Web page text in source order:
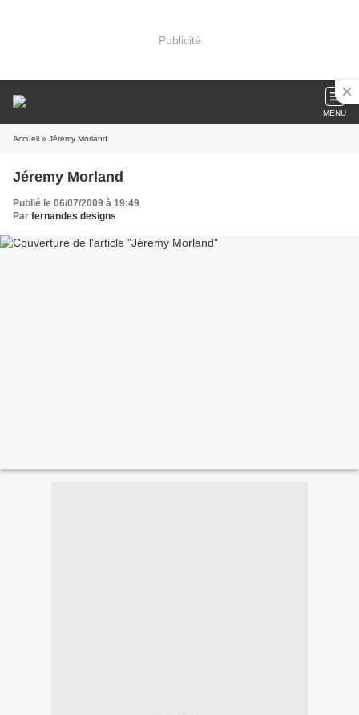
Publicité
MENU
Accueil » Jéremy Morland
Jéremy Morland
Publié le 06/07/2009 à 19:49
Par fernandes designs